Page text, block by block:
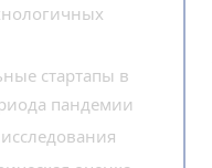
стартапы в
пандемии